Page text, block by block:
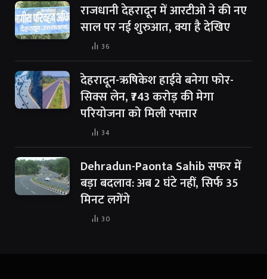
राजधानी देहरादून में आरटीओ ने की नए
साल पर नई शुरुआत, क्या है देखिए
36
देहरादून-ऋषिकेश हाईवे बनेगा फोर-
सिक्स लेन, ₹743 करोड़ की मेगा
परियोजना को मिली रफ्तार
34
Dehradun-Paonta Sahib सफर में
बड़ा बदलाव: अब 2 घंटे नहीं, सिर्फ 35
मिनट लगेंगे
30